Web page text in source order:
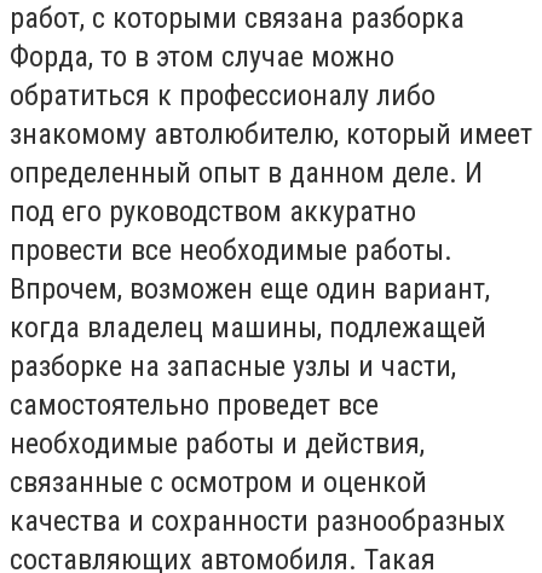
работ, с которыми связана разборка
Форда, то в этом случае можно
обратиться к профессионалу либо
знакомому автолюбителю, который имеет
определенный опыт в данном деле. И
под его руководством аккуратно
провести все необходимые работы.
Впрочем, возможен еще один вариант,
когда владелец машины, подлежащей
разборке на запасные узлы и части,
самостоятельно проведет все
необходимые работы и действия,
связанные с осмотром и оценкой
качества и сохранности разнообразных
составляющих автомобиля. Такая